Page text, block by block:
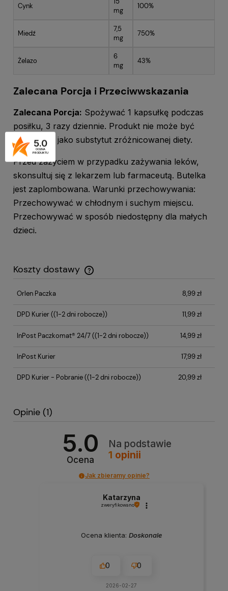
Cynk
mg
100%
Miedź
7,5
mg
750%
Żelazo
6
mg
43%
Zalecana Porcja i Przeciwwskazania
Zalecana Porcja: Spożywać 1 kapsułkę podczas
posiłku, 3 razy dziennie. Produkt nie może być
stosowany jako substytut zróżnicowanej diety.
Przed zażyciem w przypadku zażywania leków,
skonsultuj się z lekarzem lub farmaceutą. Butelka
jest zaplombowana. Warunki przechowywania:
Przechowywać w chłodnym i suchym miejscu.
Przechowywać w sposób niedostępny dla małych
dzieci.
Koszty dostawy
Cena nie zawiera ewentualnych kosztów płatności
Orlen Paczka 8,99 zł
DPD Kurier((1-2 dni robocze)) 11,99 zł
InPost Paczkomat® 24/7((1-2 dni robocze)) 14,99 zł
InPost Kurier 17,99 zł
DPD Kurier - Pobranie((1-2 dni robocze)) 20,99 zł
Opinie (1)
5.0
Ocena
Na podstawie
1 opinii
Jak zbieramy opinie?
Katarzyna
zweryfikowano
Ocena klienta: Doskonale
0 0
2026-02-27
5.0
OCENA
PRODUKTU